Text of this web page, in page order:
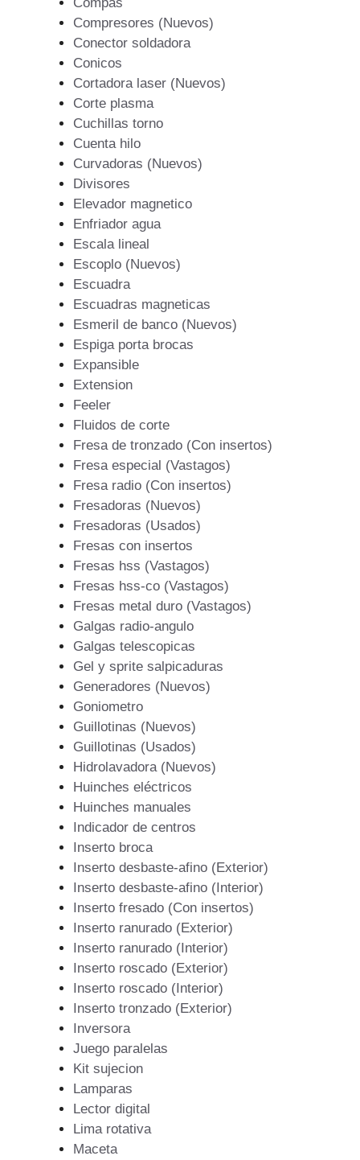
Compresores (Nuevos)
Conector soldadora
Conicos
Cortadora laser (Nuevos)
Corte plasma
Cuchillas torno
Cuenta hilo
Curvadoras (Nuevos)
Divisores
Elevador magnetico
Enfriador agua
Escala lineal
Escoplo (Nuevos)
Escuadra
Escuadras magneticas
Esmeril de banco (Nuevos)
Espiga porta brocas
Expansible
Extension
Feeler
Fluidos de corte
Fresa de tronzado (Con insertos)
Fresa especial (Vastagos)
Fresa radio (Con insertos)
Fresadoras (Nuevos)
Fresadoras (Usados)
Fresas con insertos
Fresas hss (Vastagos)
Fresas hss-co (Vastagos)
Fresas metal duro (Vastagos)
Galgas radio-angulo
Galgas telescopicas
Gel y sprite salpicaduras
Generadores (Nuevos)
Goniometro
Guillotinas (Nuevos)
Guillotinas (Usados)
Hidrolavadora (Nuevos)
Huinches eléctricos
Huinches manuales
Indicador de centros
Inserto broca
Inserto desbaste-afino (Exterior)
Inserto desbaste-afino (Interior)
Inserto fresado (Con insertos)
Inserto ranurado (Exterior)
Inserto ranurado (Interior)
Inserto roscado (Exterior)
Inserto roscado (Interior)
Inserto tronzado (Exterior)
Inversora
Juego paralelas
Kit sujecion
Lamparas
Lector digital
Lima rotativa
Maceta